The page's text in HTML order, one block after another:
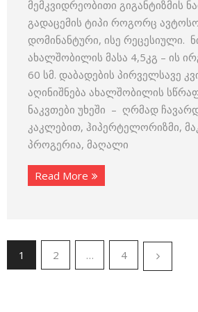
მემკვიდრეობითი გიგანტიზმის
გადაცემის ტიპი როგორც
დომინანტური, ისე რეცესიული.
ახალშობილის მასა 4,5კგ – ის
60 სმ. დაბადების პირველსავე
აღინიშნება ახალშობილის
ნაკვთები უხეში – ღრმად
კაკლებით, ჰიპერტელორიზმი,
პროგერია, მაღალი
Read More
1 2 … 4